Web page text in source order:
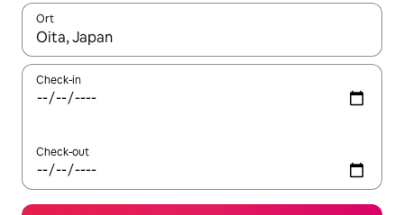
Ort
Wenn Ergebnisse verfügbar sind, navigiere mit den
Check-in
Check-out